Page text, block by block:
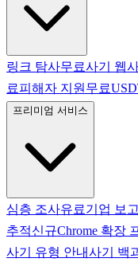
링크 탐사무료사기 웹
료피해자 지원 무료
프리미엄 서비스
심층 조사유료기업 보
추적신규Chrome 확장
사기 유형 안내사기 백